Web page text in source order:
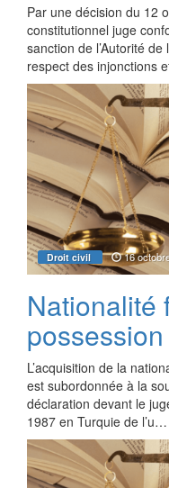
Par une décision du 12
constitutionnel juge
sanction de l’Autorité
respect des injonctions
Droit civil 16
Nationalité
possession
L’acquisition de la
est subordonnée à la
déclaration devant le
1987 en Turquie de l’u…